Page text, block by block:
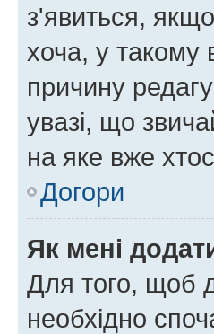
з'явиться,
хоча, у такому
причину
увазі, що
на яке вже
Догори
Як мені
Для того, щоб
необхідно